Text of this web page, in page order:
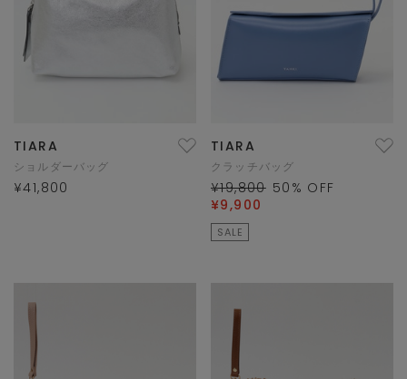
TIARA
ショルダーバッグ
¥41,800
TIARA
クラッチバッグ
¥19,800 50 % OFF
¥9,900
SALE